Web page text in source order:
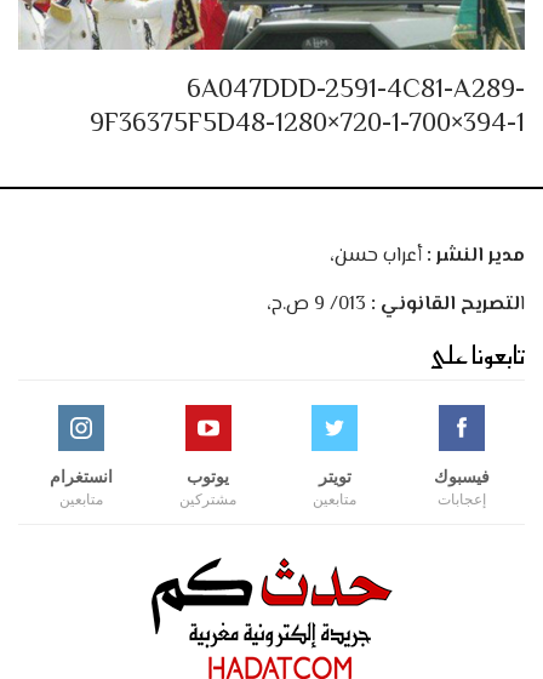
6A047DDD-2591-4C81-A289-
9F36375F5D48-1280×720-1-700×394-1
مدير النشر :أعراب حسن،
التصريح القانوني :
تابعونا على
فيسبوك
إعجابات
تويتر
متابعين
يوتوب
مشتركين
انستغرام
متابعين